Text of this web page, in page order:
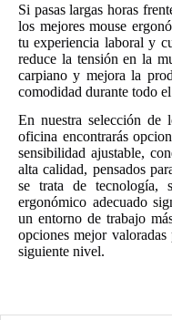
Si pasas largas horas
los mejores mouse
tu experiencia laboral y
reduce la tensión en la
carpiano y mejora la
comodidad durante todo
En nuestra selección de
oficina encontrarás
sensibilidad ajustable,
alta calidad, pensados
se trata de tecnología,
ergonómico adecuado
un entorno de trabajo
opciones mejor
siguiente nivel.